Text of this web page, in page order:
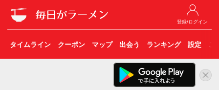
登録/ログイン
タイムライン クーポン マップ 出会う ランキング 設定 こ